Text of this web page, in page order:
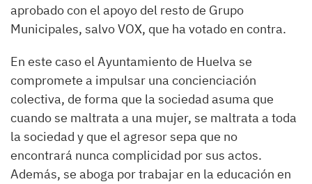
aprobado con el apoyo del resto de Grupo
Municipales, salvo VOX, que ha votado en contra.
En este caso el Ayuntamiento de Huelva se
compromete a impulsar una concienciación
colectiva, de forma que la sociedad asuma que
cuando se maltrata a una mujer, se maltrata a toda
la sociedad y que el agresor sepa que no
encontrará nunca complicidad por sus actos.
Además, se aboga por trabajar en la educación en